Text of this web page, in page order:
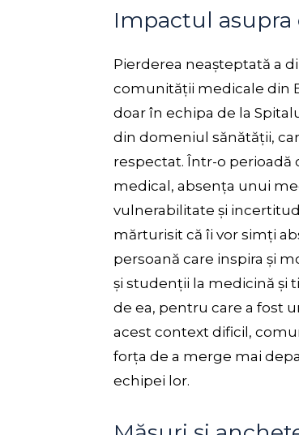
Impactul
Pierderea neașteptată a
comunității medicale din
doar în echipa de la
din domeniul sănătății,
respectat. Într-o
medical, absența unui
vulnerabilitate și
mărturisit că îi vor simți
persoană care inspira și
și studenții la medicină și
de ea, pentru care a fost
acest context dificil,
forța de a merge mai
echipei lor.